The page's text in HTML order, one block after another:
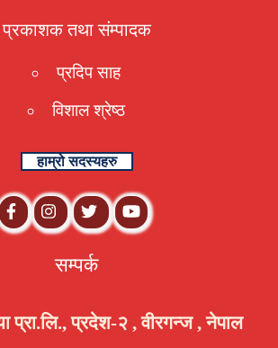
प्रकाशक तथा संम्पादक
प्रदिप साह
विशाल श्रेष्ठ
हाम्रो सदस्यहरु
सम्पर्क
प्रा.लि., प्रदेश-२ , वीरगन्ज , नेपाल